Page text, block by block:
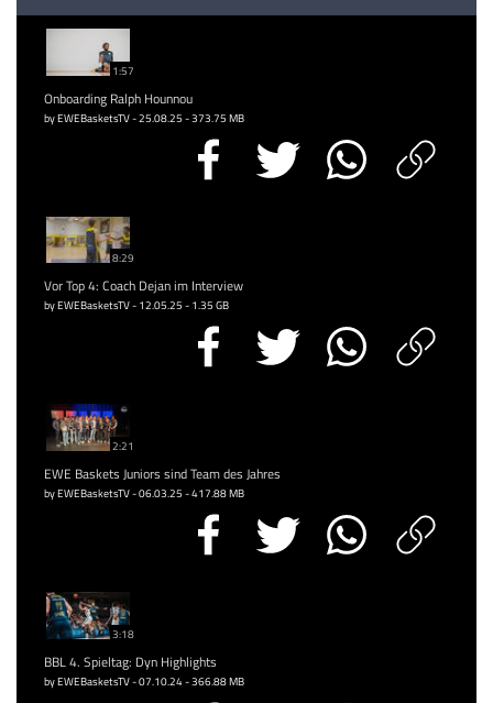
1:57
Onboarding Ralph Hounnou
by EWEBasketsTV - 25.08.25 - 373.75 MB
8:29
Vor Top 4: Coach Dejan im Interview
by EWEBasketsTV - 12.05.25 - 1.35 GB
2:21
EWE Baskets Juniors sind Team des Jahres
by EWEBasketsTV - 06.03.25 - 417.88 MB
3:18
BBL 4. Spieltag: Dyn Highlights
by EWEBasketsTV - 07.10.24 - 366.88 MB